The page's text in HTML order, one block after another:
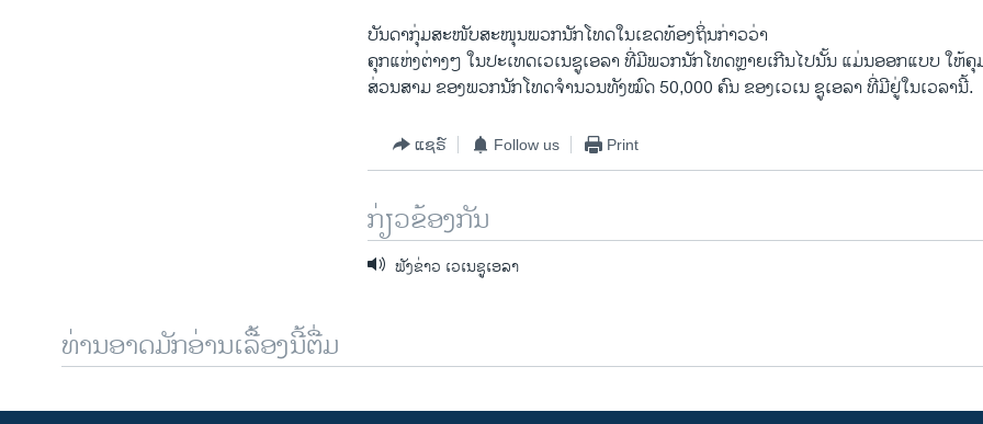
ບັນດາກຸ່ມສະໜັບສະໜຸນພວກນັກໂທດໃນເຂດທ້ອງຖິ່ນກ່າວວ່າ
ຄຸກແຫ່ງຕ່າງໆ ໃນປະເທດເວເນຊູເອລາ ທີ່ມີພວກນັກໂທດຫຼາຍເກີນໄປນັ້ນ ແມ່ນອອກແບບ ໃຫ້ຄຸ
ສ່ວນສາມ ຂອງພວກນັກໂທດຈຳນວນທັງໝົດ 50,000 ຄົນ ຂອງເວເນ ຊູເອລາ ທີ່ມີຢູ່ໃນເວລານີ້.
ແຊຣ໌ Follow us Print
ກ່ຽວຂ້ອງກັນ
ຟັງຂ່າວ ເວເນຊູເອລາ
ທ່ານອາດມັກອ່ານເລື້ອງນີ້ຕື່ມ